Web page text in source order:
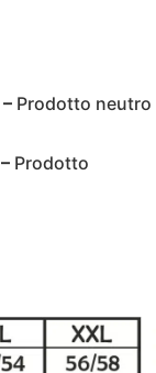
– Prodotto neutro
– Prodotto